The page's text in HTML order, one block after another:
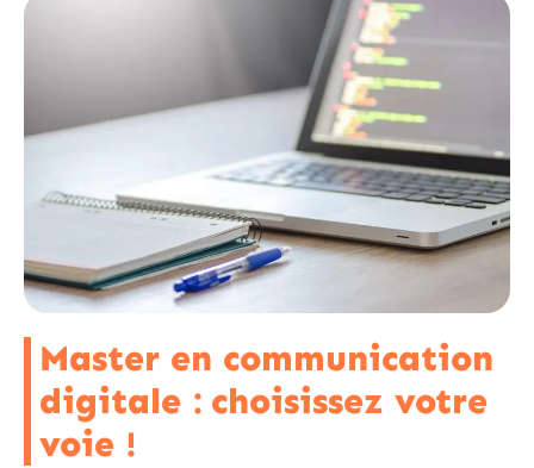
Master en communication
digitale : choisissez votre
voie !